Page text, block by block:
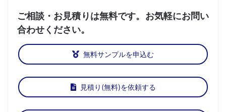
ご相談・お見積りは無料です。お気軽にお問い
合わせください。
無料サンプルを申込む
見積り(無料)を依頼する